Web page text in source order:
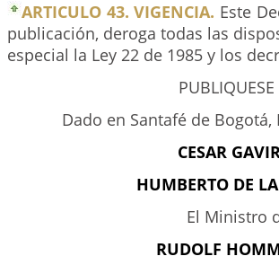
ARTICULO 43. VIGENCIA. Este
publicación, deroga todas las
especial la Ley 22 de 1985 y los
Dado en Santafé de
CESAR
HUMBERTO DE
El Ministro
RUDOLF